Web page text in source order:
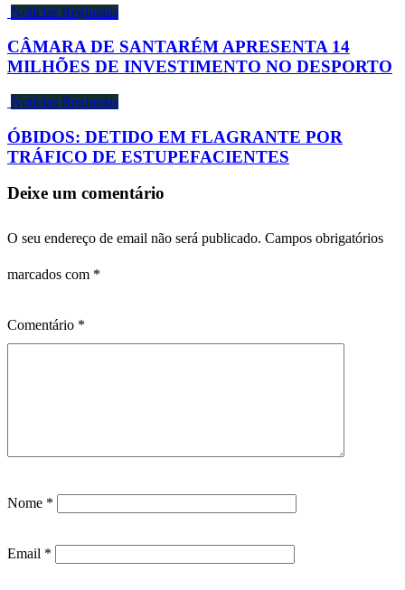
Notícias Regionais
CÂMARA DE SANTARÉM APRESENTA 14
MILHÕES DE INVESTIMENTO NO DESPORTO
Notícias Regionais
ÓBIDOS: DETIDO EM FLAGRANTE POR
TRÁFICO DE ESTUPEFACIENTES
Deixe um comentário
O seu endereço de email não será publicado. Campos obrigatórios
marcados com *
Comentário *
Nome *
Email *